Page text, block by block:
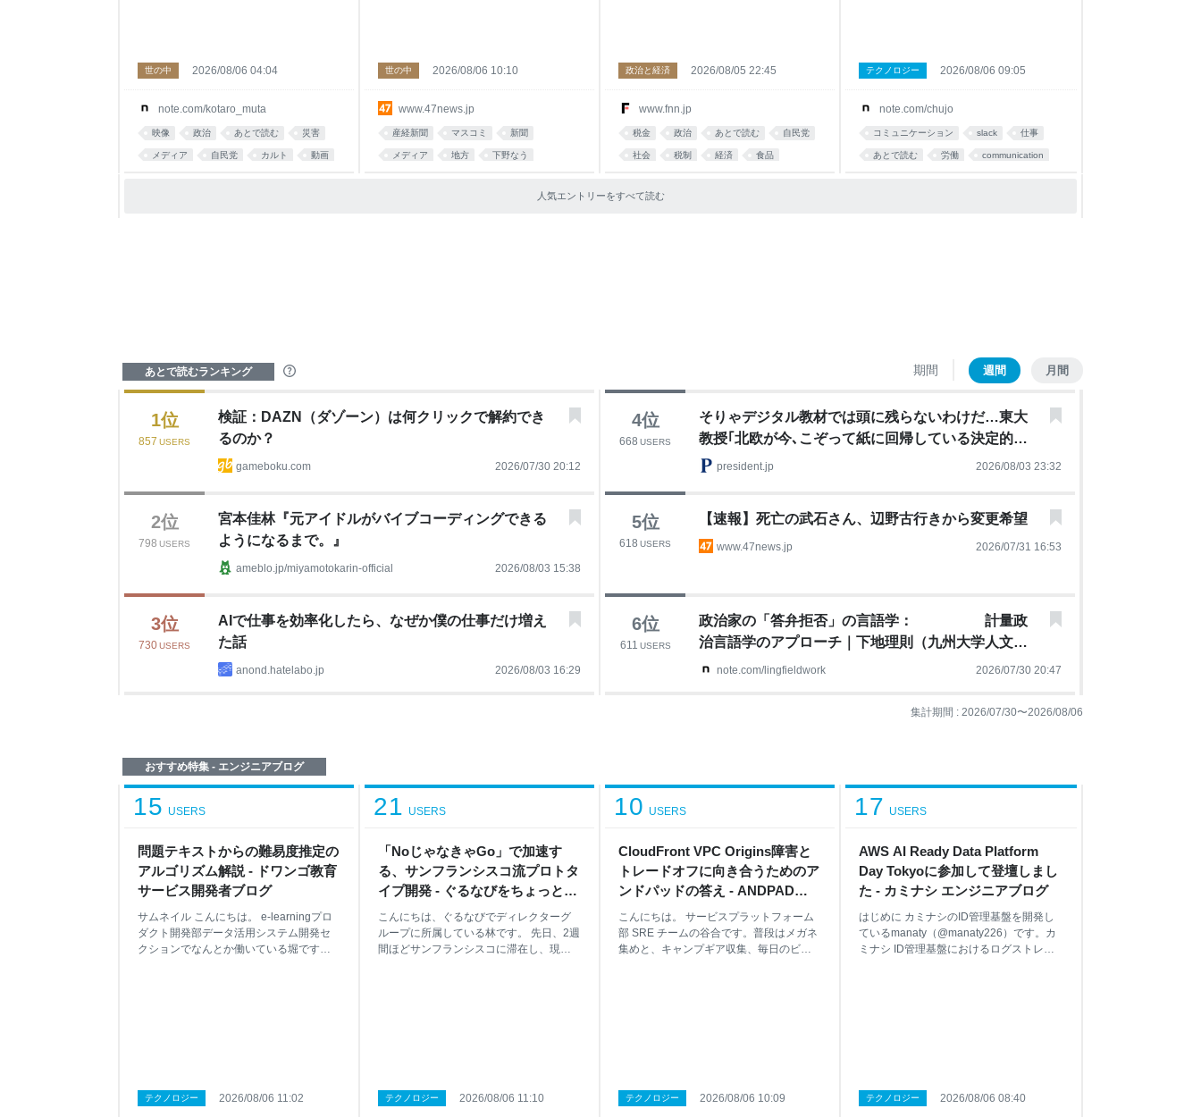
note.com/kotaro_muta
世の中 2026/08/06 04:04
映像 政治 あとで読む 災害
メディア 自民党 カルト 動画
www.47news.jp
世の中 2026/08/06 10:10
産経新聞 マスコミ 新聞
メディア 地方 下野なう
www.fnn.jp
政治と経済 2026/08/05 22:45
税金 政治 あとで読む 自民党
社会 税制 経済 食品
note.com/chujo
テクノロジー 2026/08/06 09:05
コミュニケーション slack 仕事
あとで読む 労働 communication
人気エントリーをすべて読む
あとで読むランキング 期間 週間 月間
1位
857 USERS
検証：DAZN（ダゾーン）は何クリックで解約でき
るのか？
gameboku.com 2026/07/30 20:12
2位
798 USERS
宮本佳林『元アイドルがバイブコーディングできる
ようになるまで。』
ameblo.jp/miyamotokarin-official 2026/08/03 15:38
3位
730USERS
AIで仕事を効率化したら、なぜか僕の仕事だけ増え
た話
anond.hatelabo.jp 2026/08/03 16:29
4位
668 USERS
そりゃデジタル教材では頭に残らないわけだ…東大
教授｢北欧が今､こぞって紙に回帰している決定的理
由」president.jp 2026/08/03 23:32
5位
618 USERS
【速報】死亡の武石さん、辺野古行きから変更希望
www.47news.jp 2026/07/31 16:53
6位
611 USERS
政治家の「答弁拒否」の言語学： 計量政
治言語学のアプローチ｜下地理則（九州大学人文科
学研究院 教授）
note.com/lingfieldwork 2026/07/30 20:47
集計期間 : 2026/07/30〜2026/08/06
おすすめ特集 - エンジニアブログ
問題テキストからの難易度推定の
アルゴリズム解説 - ドワンゴ教育
サービス開発者ブログ
15 USERS
サムネイル こんにちは。 e-learningプロ
ダクト開発部データ活用システム開発セ
クションでなんとか働いている堀です。
す。 人工知能学会 2026 Festival of
Learning 2026 項目反応理論とは 本題に
テクノロジー 2026/08/06 11:02
「NoじゃなきゃGo」で加速す
る、サンフランシスコ流プロトタ
イプ開発 - ぐるなびをちょっと良
くするエンジニアブログ
21 USERS
こんにちは、ぐるなびでディレクターグ
ループに所属している林です。 先日、2週
間ほどサンフランシスコに滞在し、現地
ダクト開発の進め方について話を伺いま
した。 そこで強く感じたのが、アプリの
テクノロジー 2026/08/06 11:10
CloudFront VPC Origins障害と
トレードオフに向き合うためのア
ンドパッドの答え - ANDPAD
Tech Blog
10 USERS
こんにちは。 サービスプラットフォーム
部 SRE チームの谷合です。普段はメガネ
集めと、キャンプギア収集、毎日のビー
みで障害が発生して、504 Gateway Time-
out が多発していました。 以下、AWS
テクノロジー 2026/08/06 10:09
AWS AI Ready Data Platform
Day Tokyoに参加して登壇しまし
た - カミナシ エンジニアブログ
17 USERS
はじめに カミナシのID管理基盤を開発し
ているmanaty（@manaty226）です。カ
ミナシ ID管理基盤におけるログストレー
しい現在において各企業のデータ基盤に関
する取り組みや、AI活用に向けた実践的な
テクノロジー 2026/08/06 08:40